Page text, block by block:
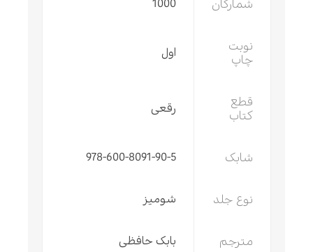
شمارگان 1000
نوبت
چاپ
اول
قطع
کتاب
رقعی
شابک 978-600-8091-90-5
نوع جلد شومیز
مترجم بابک حافظی